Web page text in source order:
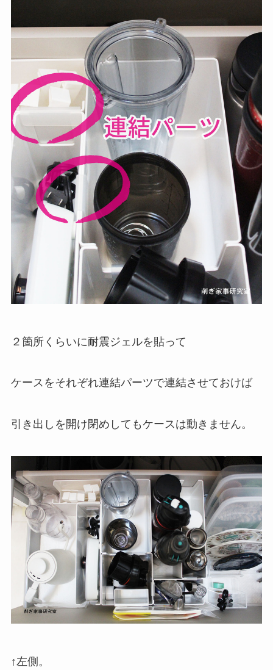
２箇所くらいに耐震ジェルを貼って
ケースをそれぞれ連結パーツで連結させておけば
引き出しを開け閉めしてもケースは動きません。
↑左側。